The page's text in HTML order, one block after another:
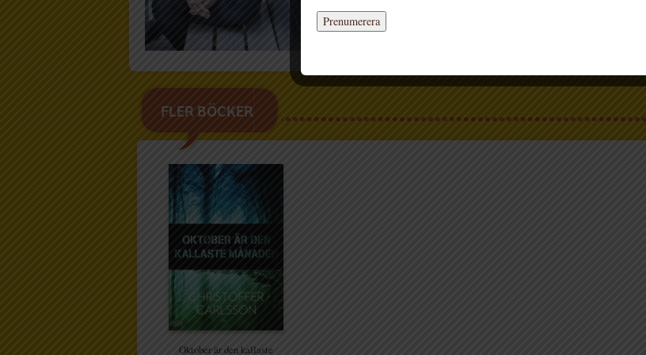
FLER BÖCKER
Oktober är den kallaste